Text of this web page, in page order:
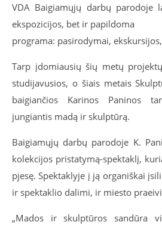
VDA Baigiamųjų darbų parodoje
ekspozicijos, bet ir papildoma
programa: pasirodymai,
Tarp įdomiausių šių metų
studijavusios, o šiais metais
baigiančios Karinos Paninos
jungiantis madą ir skulptūrą.
Baigiamųjų darbų parodoje K.
kolekcijos pristatymą-spektaklį,
pjesę. Spektaklyje į ją organiškai
ir spektaklio dalimi, ir miesto
„Mados ir skulptūros sandūra